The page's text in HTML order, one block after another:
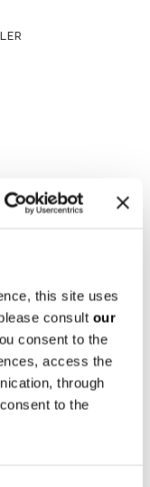
this site uses
consult our
consent to the
access the
through
to the